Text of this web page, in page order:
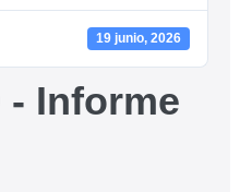
19 junio, 2026
- Informe